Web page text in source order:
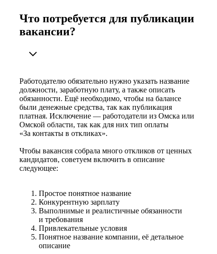
Что потребуется для публикации
вакансии?
Работодателю обязательно нужно указать название
должности, заработную плату, а также описать
обязанности. Ещё необходимо, чтобы на балансе
были денежные средства, так как публикация
платная. Исключение — работодатели из Омска или
Омской области, так как для них тип оплаты
«За контакты в откликах».
Чтобы вакансия собрала много откликов от ценных
кандидатов, советуем включить в описание
следующее:
Простое понятное название
Конкурентную зарплату
Выполнимые и реалистичные обязанности
и требования
Привлекательные условия
Понятное название компании, её детальное
описание